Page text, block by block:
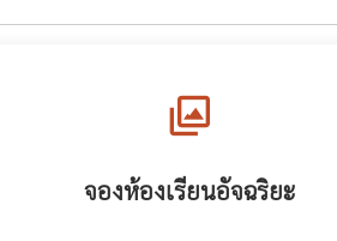
จองห้องเรียนอัจฉริยะ